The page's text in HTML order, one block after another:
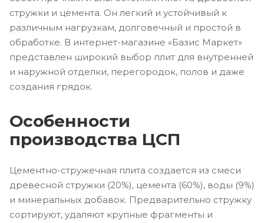
стружки и цемента. Он легкий и устойчивый к
различным нагрузкам, долговечный и простой в
обработке. В интернет-магазине «Базис Маркет»
представлен широкий выбор плит для внутренней
и наружной отделки, перегородок, полов и даже
создания грядок.
Особенности
производства ЦСП
Цементно-стружечная плита создается из смеси
древесной стружки (20%), цемента (60%), воды (9%)
и минеральных добавок. Предварительно стружку
сортируют, удаляют крупные фрагменты и